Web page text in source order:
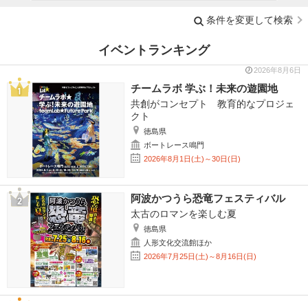
条件を変更して検索
イベントランキング
2026年8月6日
チームラボ 学ぶ！未来の遊園地
共創がコンセプト 教育的なプロジェ
クト
徳島県
ボートレース鳴門
2026年8月1日(土)～30日(日)
阿波かつうら恐竜フェスティバル
太古のロマンを楽しむ夏
徳島県
人形文化交流館ほか
2026年7月25日(土)～8月16日(日)